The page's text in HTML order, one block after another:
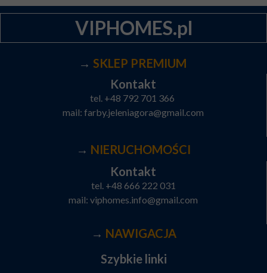
Kontakt
tel. +48 792 701 366
mail: farby.jeleniagora@gmail.com
VIPHOMES.pl
Kontakt
tel. +48 666 222 031
mail: viphomes.info@gmail.com
Szybkie linki
→ SKLEP PREMIUM
→ NIERUCHOMOŚCI
→ NAWIGACJA